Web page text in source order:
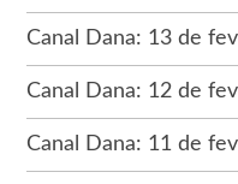
Canal Dana: 13 de
Canal Dana: 12 de
Canal Dana: 11 de